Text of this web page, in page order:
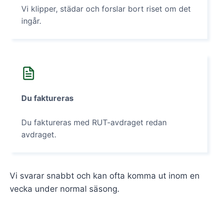
Vi klipper, städar och forslar bort riset om det
ingår.
Du faktureras
Du faktureras med RUT-avdraget redan
avdraget.
Vi svarar snabbt och kan ofta komma ut inom en
vecka under normal säsong.